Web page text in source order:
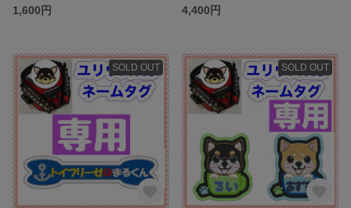
1,600円
4,400円
SOLD OUT SOLD OUT